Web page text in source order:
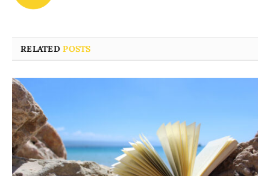
RELATEDPOSTS